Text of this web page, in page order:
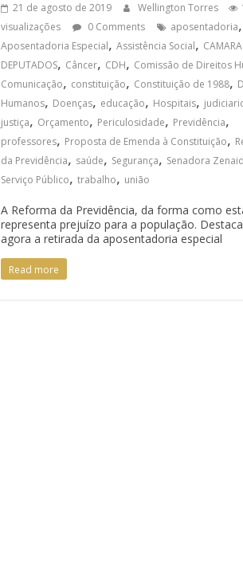
21 de agosto de 2019 Wellington Torres
visualizações
0 Comments aposentadoria,
Aposentadoria Especial, Assistência Social,
DEPUTADOS, Câncer, CDH, Comissão de Direitos
Comunicação, constituição, Constituição de 1988,
Humanos, Doenças, educação, Hospitais,
justiça, Orçamento, Periculosidade, Previdência,
professores, Proposta de Emenda à Constituição,
da Previdência, saúde, Segurança, Senadora
Serviço Público, trabalho, união
A Reforma da Previdência, da forma como
representa prejuízo para a população.
agora a retirada da aposentadoria especial
Read more